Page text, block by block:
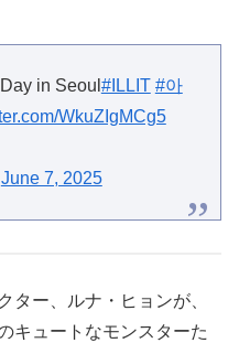
in Seoul #ILLIT #아
WkuZIgMCg5
June 7, 2025
ター、ルナ・ヒョンが、
キュートなモンスターた